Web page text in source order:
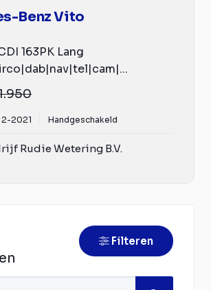
Benz Vito
163PK Lang
2-2021 Handgeschakeld
Rudie Wetering B.V.
Filteren